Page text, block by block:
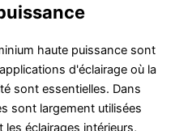
haute puissance sont
d'éclairage où la
sont essentielles. Dans
sont largement utilisées
les éclairages intérieurs,